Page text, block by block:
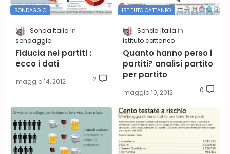
SONDAGGIO
Sonda Italia
sondaggio
Fiducia nei partiti :
ecco i dati
maggio 14, 2012 2
ISTITUTO CATTANEO
Sonda Italia
istituto cattaneo
Quanto hanno perso i
partiti? analisi partito
per partito
maggio 10, 2012 0